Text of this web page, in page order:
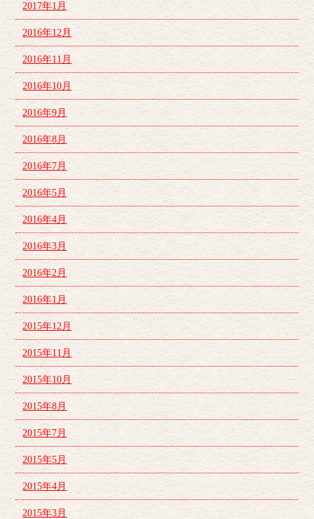
2017年1月
2016年12月
2016年11月
2016年10月
2016年9月
2016年8月
2016年7月
2016年5月
2016年4月
2016年3月
2016年2月
2016年1月
2015年12月
2015年11月
2015年10月
2015年8月
2015年7月
2015年5月
2015年4月
2015年3月